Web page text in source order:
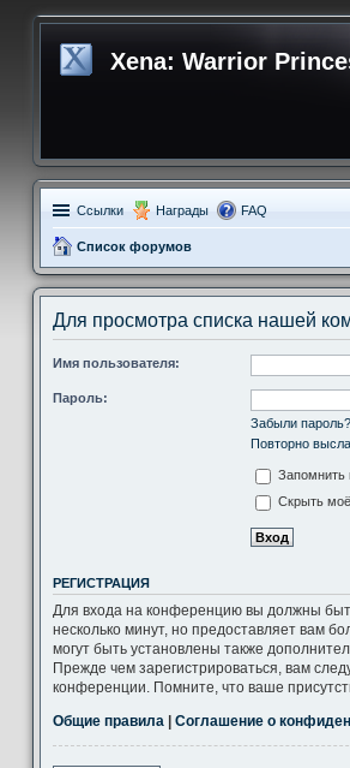
Xena: Warrior
Ссылки Награды FAQ
Список форумов
Для просмотра списка нашей
Имя пользователя:
Пароль:
Забыли пароль?
Повторно
Запомнить
Скрыть
РЕГИСТРАЦИЯ
Для входа на конференцию вы должны
несколько минут, но предоставляет вам
могут быть установлены также
Прежде чем зарегистрироваться, вам
конференции. Помните, что ваше
Общие правила
Соглашение о